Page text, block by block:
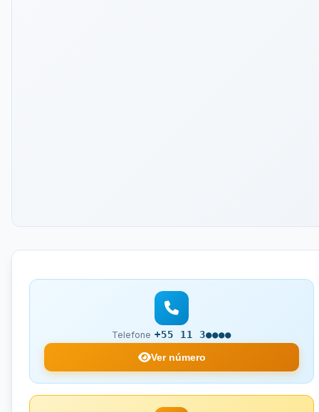
Telefone +55 11 3●●●●
Ver número